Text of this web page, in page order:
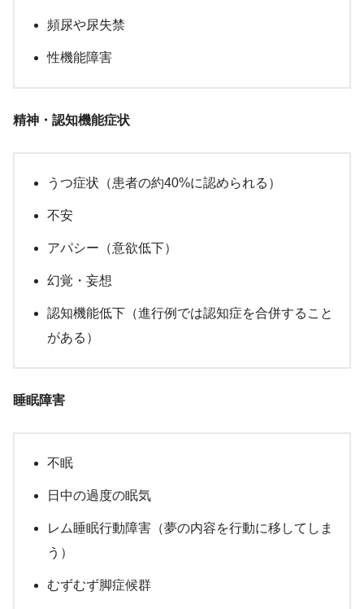
頻尿や尿失禁
性機能障害
精神・認知機能症状
うつ症状（患者の約40%に認められる）
不安
アパシー（意欲低下）
幻覚・妄想
認知機能低下（進行例では認知症を合併すること
がある）
睡眠障害
不眠
日中の過度の眠気
レム睡眠行動障害（夢の内容を行動に移してしま
う）
むずむず脚症候群